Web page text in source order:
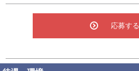
応募する